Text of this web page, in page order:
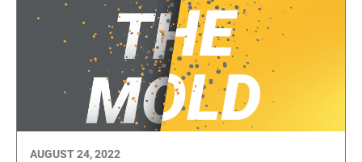
AUGUST 24, 2022